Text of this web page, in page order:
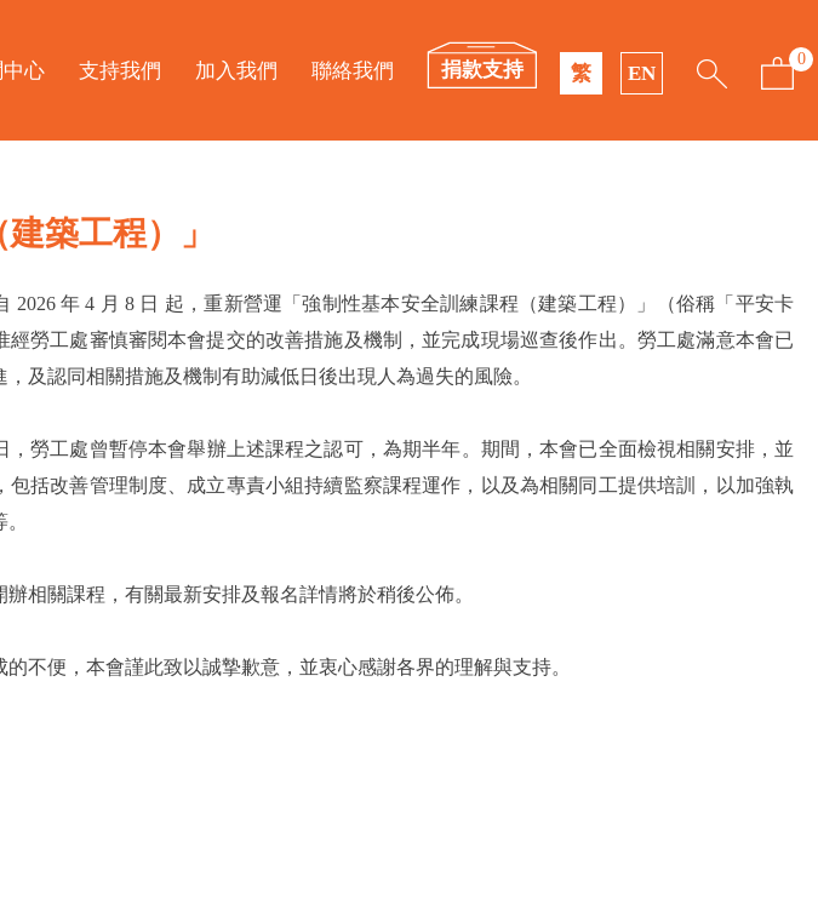
心 支持我們 加入我們 聯絡我們 捐款支持 繁 EN
0
築工程）」
2026 年 4 月 8 日 起，重新營運「強制性基本安全訓練課程（建築工程）」（俗稱「平安卡
經勞工處審慎審閱本會提交的改善措施及機制，並完成現場巡查後作出。勞工處滿意本會已
及認同相關措施及機制有助減低日後出現人為過失的風險。
，勞工處曾暫停本會舉辦上述課程之認可，為期半年。期間，本會已全面檢視相關安排，並
包括改善管理制度、成立專責小組持續監察課程運作，以及為相關同工提供培訓，以加強執
相關課程，有關最新安排及報名詳情將於稍後公佈。
不便，本會謹此致以誠摯歉意，並衷心感謝各界的理解與支持。